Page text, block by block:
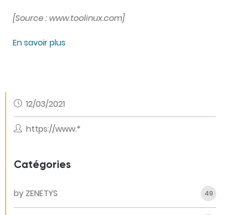
[Source : www.toolinux.com]
En savoir plus
12/03/2021
https://www.*
Catégories
by ZENETYS 49